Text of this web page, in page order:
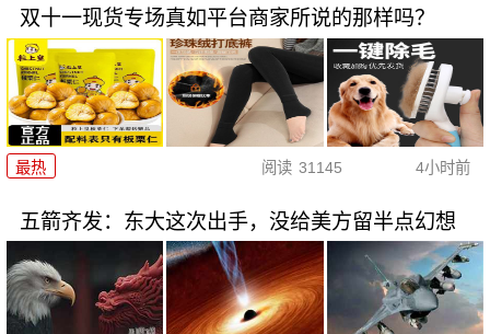
双十一现货专场真如平台商家所说的那样吗？
最热 阅读 31145 4小时前
五箭齐发：东大这次出手，没给美方留半点幻想